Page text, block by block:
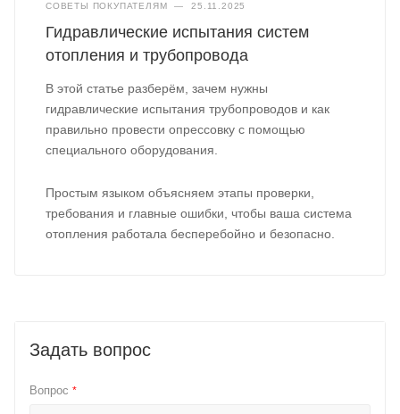
СОВЕТЫ ПОКУПАТЕЛЯМ — 25.11.2025
Гидравлические испытания систем
отопления и трубопровода
В этой статье разберём, зачем нужны
гидравлические испытания трубопроводов и как
правильно провести опрессовку с помощью
специального оборудования.
Простым языком объясняем этапы проверки,
требования и главные ошибки, чтобы ваша система
отопления работала бесперебойно и безопасно.
Задать вопрос
Вопрос *